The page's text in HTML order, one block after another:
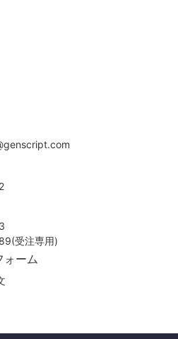
受注専用)
ォーム